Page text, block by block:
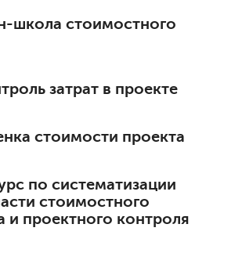
школа стоимостного
затрат в проекте
стоимости проекта
по систематизации
стоимостного
и проектного контроля